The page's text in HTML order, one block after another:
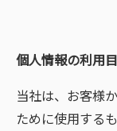
個人情報の利用
当社は、お客様
ために使用する